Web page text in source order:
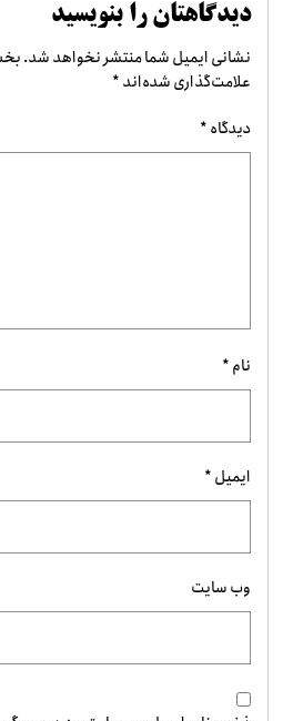
دیدگاهتان را بنویسید
نشانی ایمیل شما منتشر نخواهد شد.
علامت‌گذاری شده‌اند*
دیدگاه*
نام*
ایمیل*
وب‌ سایت